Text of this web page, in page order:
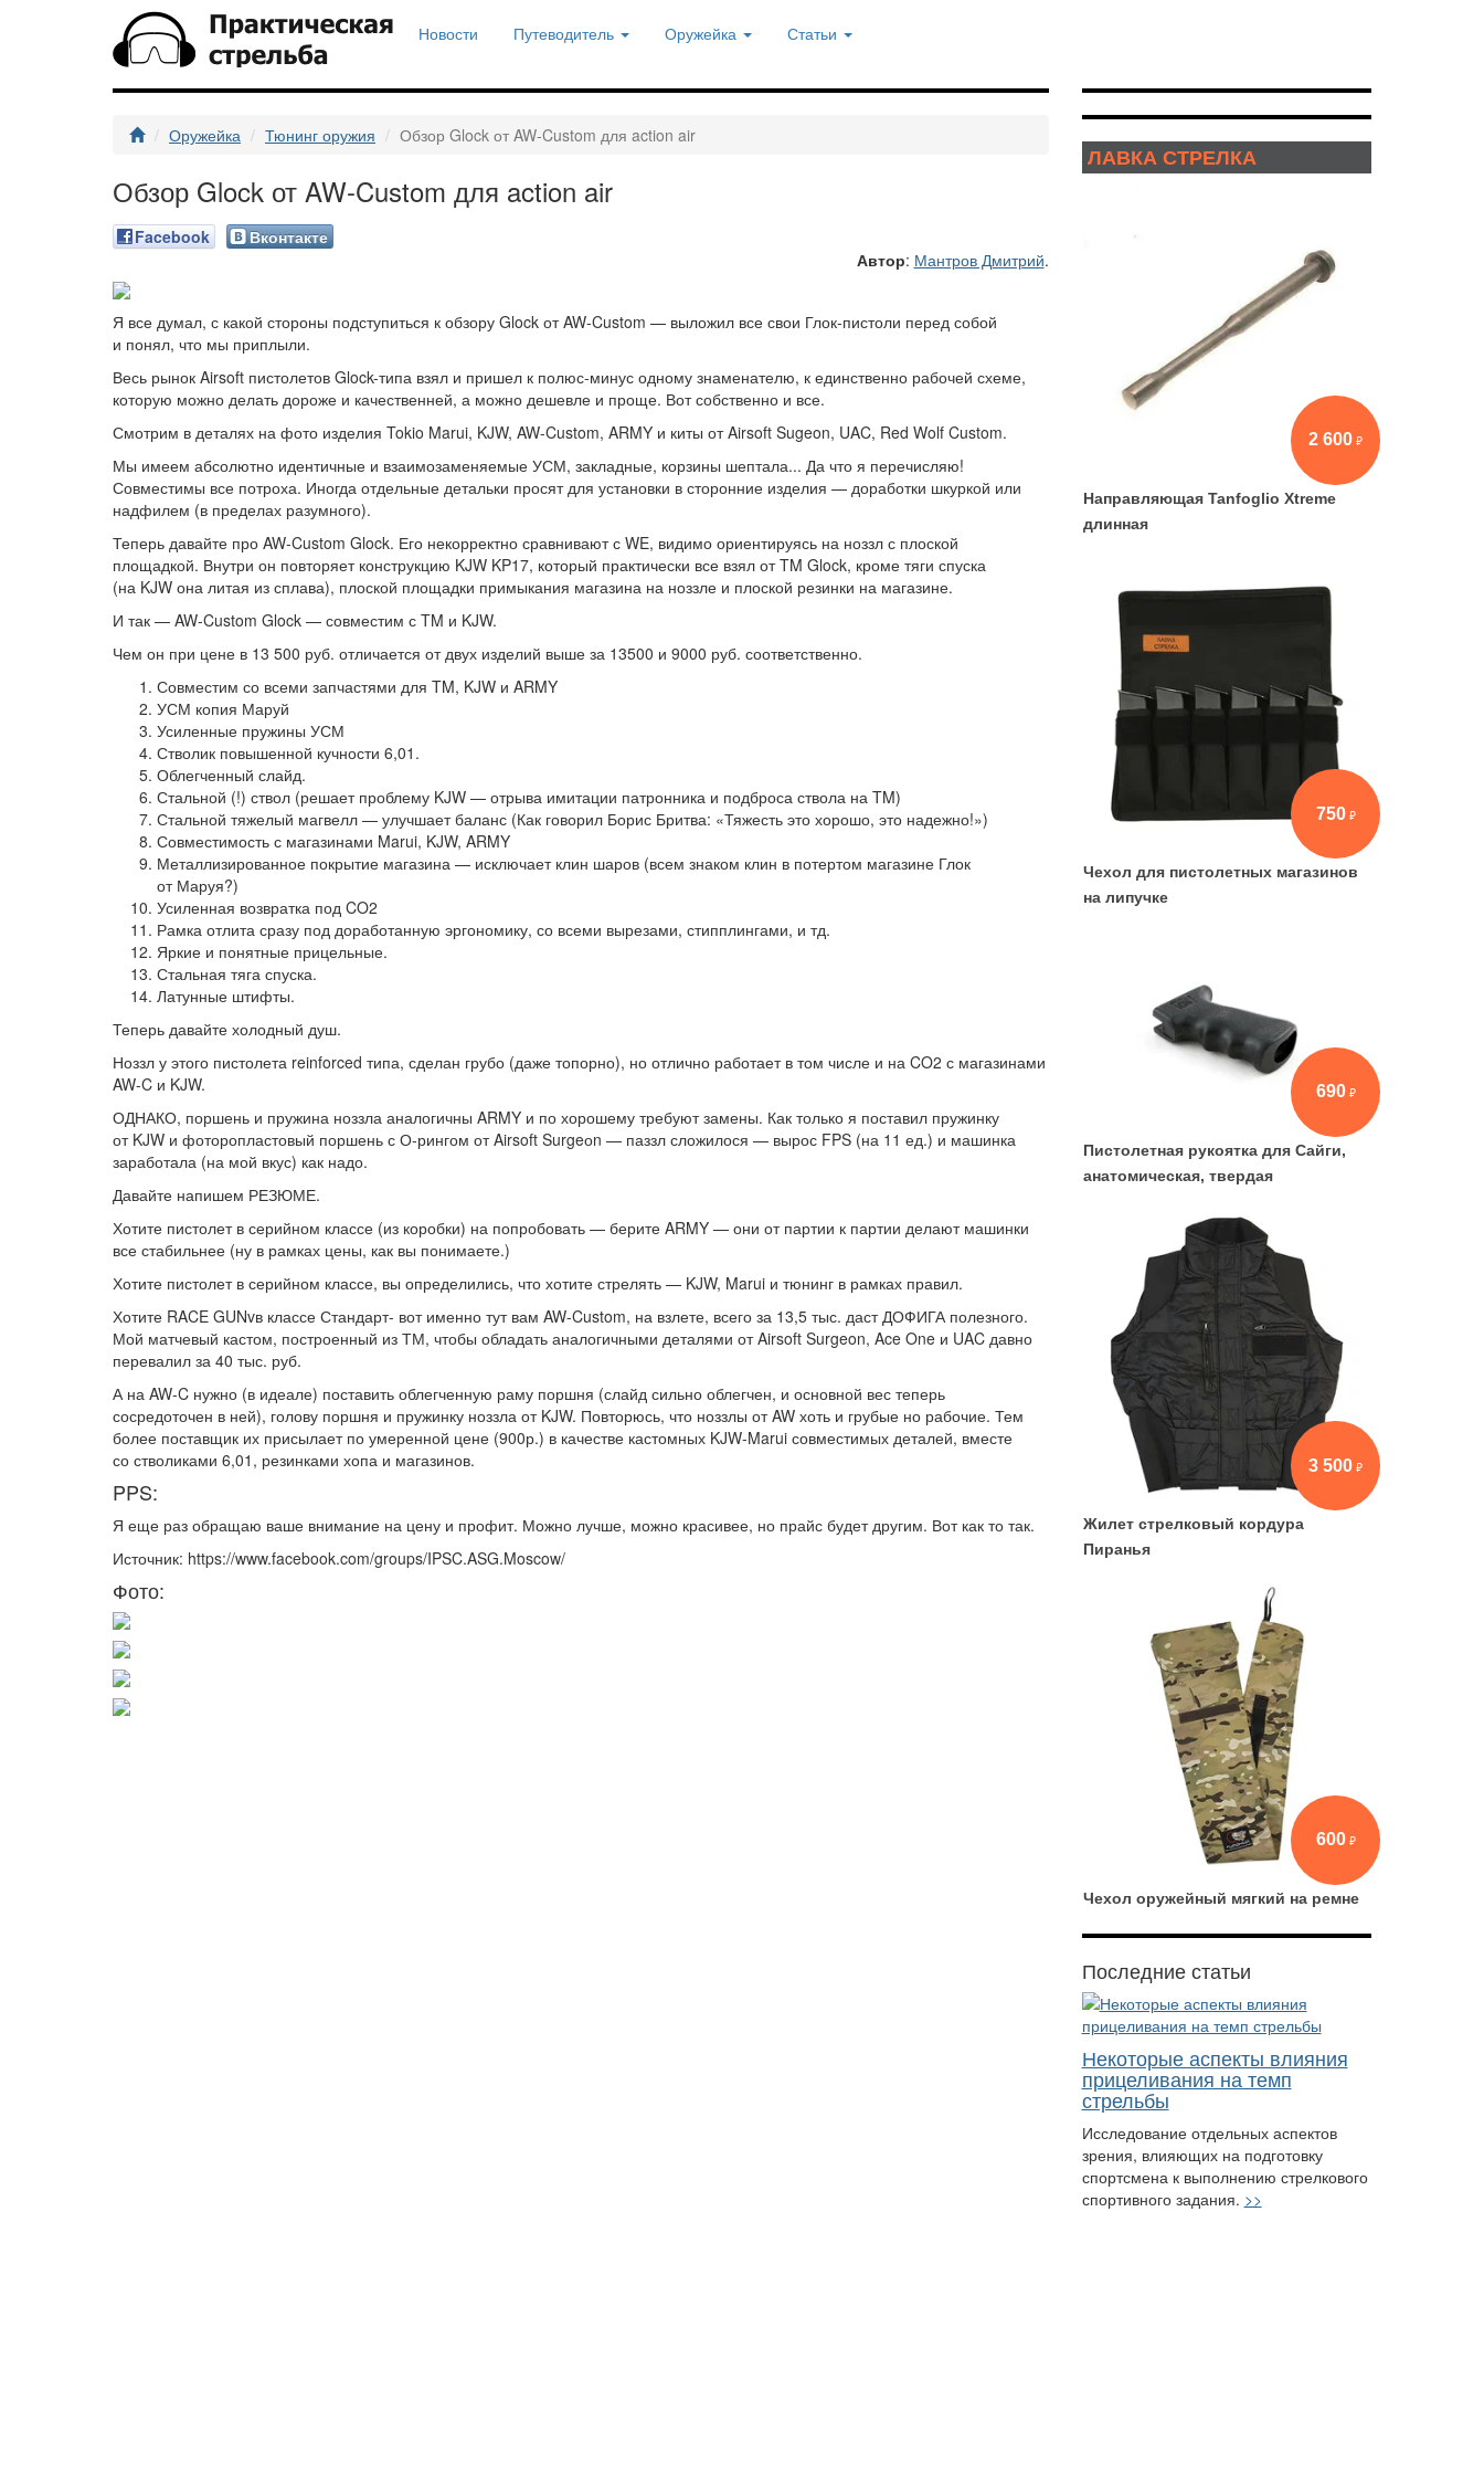
Новости Путеводитель Оружейка Статьи
Оружейка Тюнинг оружия Обзор Glock от AW-Custom для action air
Обзор Glock от AW-Custom для action air
Facebook
Вконтакте
Автор: Мантров Дмитрий.
Я все думал, с какой стороны подступиться к обзору Glock от AW-Custom — выложил все свои Глок-пистоли перед собой
и понял, что мы приплыли.
Весь рынок Airsoft пистолетов Glock-типа взял и пришел к полюс-минус одному знаменателю, к единственно рабочей схеме,
которую можно делать дороже и качественней, а можно дешевле и проще. Вот собственно и все.
Смотрим в деталях на фото изделия Tokio Marui, KJW, AW-Custom, ARMY и киты от Airsoft Sugeon, UAC, Red Wolf Custom.
Мы имеем абсолютно идентичные и взаимозаменяемые УСМ, закладные, корзины шептала... Да что я перечисляю!
Совместимы все потроха. Иногда отдельные детальки просят для установки в сторонние изделия — доработки шкуркой или
надфилем (в пределах разумного).
Теперь давайте про AW-Custom Glock. Его некорректно сравнивают с WE, видимо ориентируясь на ноззл с плоской
площадкой. Внутри он повторяет конструкцию KJW KP17, который практически все взял от TM Glock, кроме тяги спуска
(на KJW она литая из сплава), плоской площадки примыкания магазина на ноззле и плоской резинки на магазине.
И так — AW-Custom Glock — совместим с TM и KJW.
Чем он при цене в 13 500 руб. отличается от двух изделий выше за 13500 и 9000 руб. соответственно.
Совместим со всеми запчастями для TM, KJW и ARMY
УСМ копия Маруй
Усиленные пружины УСМ
Стволик повышенной кучности 6,01.
Облегченный слайд.
Стальной (!) ствол (решает проблему KJW — отрыва имитации патронника и подброса ствола на TM)
Стальной тяжелый магвелл — улучшает баланс (Как говорил Борис Бритва: «Тяжесть это хорошо, это надежно!»)
Совместимость с магазинами Marui, KJW, ARMY
Металлизированное покрытие магазина — исключает клин шаров (всем знаком клин в потертом магазине Глок
от Маруя?)
Усиленная возвратка под CO2
Рамка отлита сразу под доработанную эргономику, со всеми вырезами, стипплингами, и тд.
Яркие и понятные прицельные.
Стальная тяга спуска.
Латунные штифты.
Теперь давайте холодный душ.
Ноззл у этого пистолета reinforced типа, сделан грубо (даже топорно), но отлично работает в том числе и на CO2 с магазинами
AW-C и KJW.
ОДНАКО, поршень и пружина ноззла аналогичны ARMY и по хорошему требуют замены. Как только я поставил пружинку
от KJW и фоторопластовый поршень с О-рингом от Airsoft Surgeоn — паззл сложилося — вырос FPS (на 11 ед.) и машинка
заработала (на мой вкус) как надо.
Давайте напишем РЕЗЮМЕ.
Хотите пистолет в серийном классе (из коробки) на попробовать — берите ARMY — они от партии к партии делают машинки
все стабильнее (ну в рамках цены, как вы понимаете.)
Хотите пистолет в серийном классе, вы определились, что хотите стрелять — KJW, Marui и тюнинг в рамках правил.
Хотите RACE GUNvв классе Стандарт- вот именно тут вам AW-Custom, на взлете, всего за 13,5 тыс. даст ДОФИГА полезного.
Мой матчевый кастом, построенный из ТМ, чтобы обладать аналогичными деталями от Airsoft Surgeon, Ace One и UAC давно
перевалил за 40 тыс. руб.
А на AW-C нужно (в идеале) поставить облегченную раму поршня (слайд сильно облегчен, и основной вес теперь
сосредоточен в ней), голову поршня и пружинку ноззла от KJW. Повторюсь, что ноззлы от AW хоть и грубые но рабочие. Тем
более поставщик их присылает по умеренной цене (900р.) в качестве кастомных KJW-Marui совместимых деталей, вместе
со стволиками 6,01, резинками хопа и магазинов.
PPS:
Я еще раз обращаю ваше внимание на цену и профит. Можно лучше, можно красивее, но прайс будет другим. Вот как то так.
Источник: https://www.facebook.com/groups/IPSC.ASG.Moscow/
Фото:
ЛАВКА СТРЕЛКА
2 600
Направляющая Tanfoglio Xtreme
длинная
750
Чехол для пистолетных магазинов
на липучке
690
Пистолетная рукоятка для Сайги,
анатомическая, твердая
3 500
Жилет стрелковый кордура
Пиранья
600
Чехол оружейный мягкий на ремне
Последние статьи
Некоторые аспекты влияния
прицеливания на темп
стрельбы
Исследование отдельных аспектов
зрения, влияющих на подготовку
спортсмена к выполнению стрелкового
спортивного задания. >>